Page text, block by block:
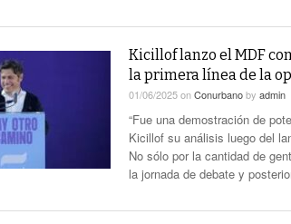
Kicillof lanzo el MDF
la primera línea de la
01/06/2025onConurbanoby admin
“Fue una demostración de
Kicillof su análisis luego del
No sólo por la cantidad de
la jornada de debate y